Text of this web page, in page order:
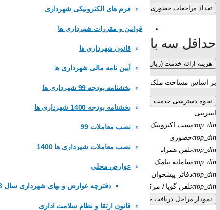
فرم های الکترونیکی شهرداری
قوانین و مقررات شهرداری ها
قانون شهرداری ها
آیین نامه مالی شهرداری ها
بخشنامه بودجه 99 شهرداری ها
بخشنامه بودجه 1400 شهرداری ها
نصب معاملات 99
نصب معاملات شهرداری ها 1400
عوارض محلی
دفترچه عوارض و بهای شهرداری سال 1403
قانون ارتقا و نظام سلامت اداری
تعداد مراجعات حضوری
حداقل سه بار
هزینه ارائه خدمت (ریال)
بر اساس مساحت ملک و دفترچه عوارض سالیانه شهرداری
نحوه دسترسی خدمت
اینترنتی
crop_dinپست اکترونیک
crop_dinحضوری
crop_dinتلفن همراه
crop_dinسامانه پیامک
crop_dinدفاتر پیشخوان دولت
crop_dinتلفن گویا / مرکز تماس
نمودار مراحل دریافت خدمت
پایگاه اطلاع رسانی مقام معظم رهبری
پایگاه اطلاع رسانی ریاست جمهوری
مجلس شورای اسلامی
قوه قضاییه کشور
سازمان شهرداری ها و دهیاری های کشور
لینک های محلی
استانداری اصفهان
فرمانداری مبارکه
بنیاد مسکن مبارکه